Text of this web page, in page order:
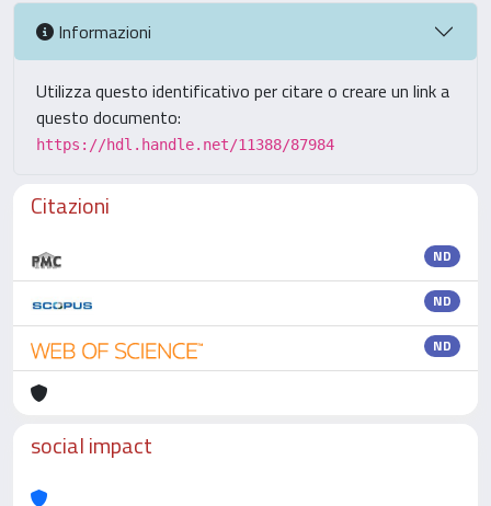
Informazioni
Utilizza questo identificativo per citare o creare un link a
questo documento:
https://hdl.handle.net/11388/87984
Citazioni
ND
ND
ND
social impact